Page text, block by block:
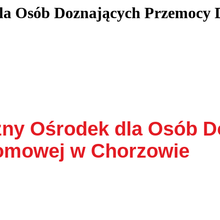
Osób Doznających Przemocy
Ośrodek dla Osób
w Chorzowie